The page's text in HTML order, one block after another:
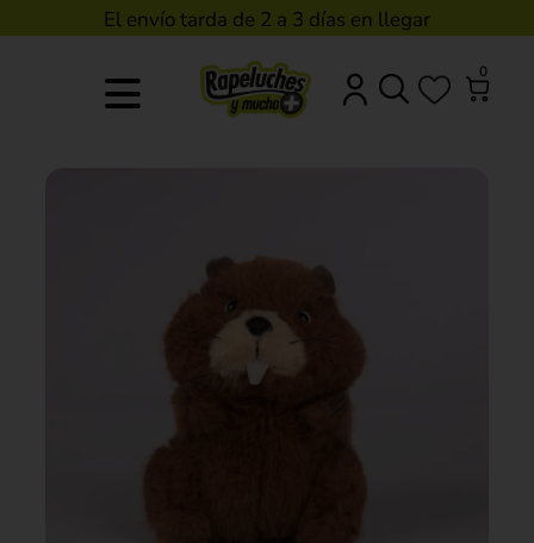
El envío tarda de 2 a 3 días en llegar
0